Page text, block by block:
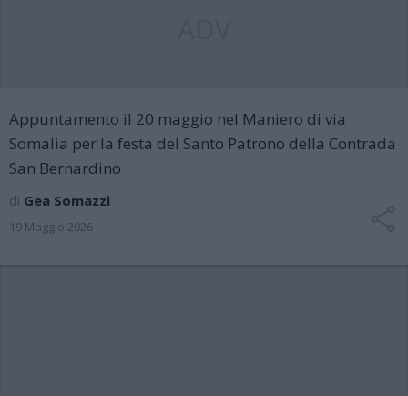
Appuntamento il 20 maggio nel Maniero di via
Somalia per la festa del Santo Patrono della Contrada
San Bernardino
di Gea Somazzi
19 Maggio 2026